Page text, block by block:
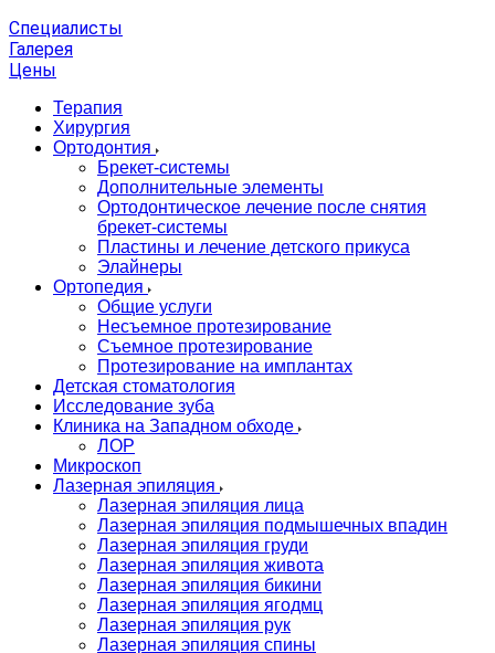
Специалисты
Галерея
Цены
Терапия
Хирургия
Ортодонтия
Брекет-системы
Дополнительные элементы
Ортодонтическое лечение после снятия
брекет-системы
Пластины и лечение детского прикуса
Элайнеры
Ортопедия
Общие услуги
Несъемное протезирование
Съемное протезирование
Протезирование на имплантах
Детская стоматология
Исследование зуба
Клиника на Западном обходе
ЛОР
Микроскоп
Лазерная эпиляция
Лазерная эпиляция лица
Лазерная эпиляция подмышечных впадин
Лазерная эпиляция груди
Лазерная эпиляция живота
Лазерная эпиляция бикини
Лазерная эпиляция ягодмц
Лазерная эпиляция рук
Лазерная эпиляция спины